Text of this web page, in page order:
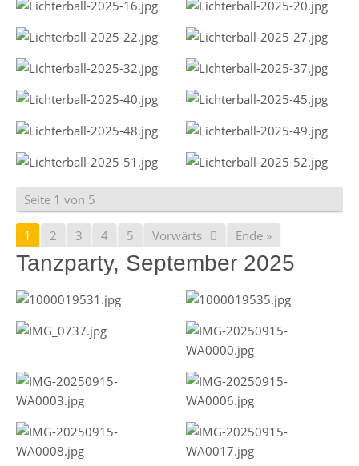
Seite 1 von 5
1 2 3 4 5 Vorwärts Ende »
Tanzparty, September 2025